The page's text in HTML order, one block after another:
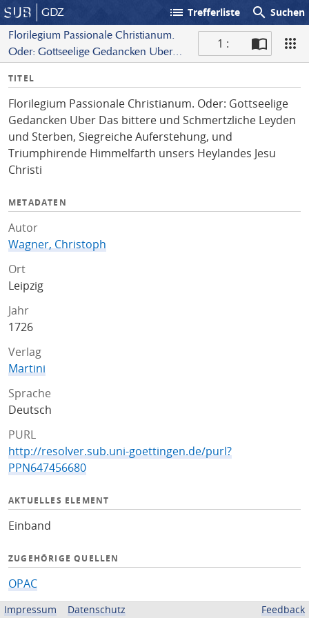
GDZ list Trefferliste search Suchen
Florilegium Passionale Christianum.
Oder: Gottseelige Gedancken Uber
und Sterben, Siegreiche Auferstehung,
und Triumphirende Himmelfarth
unsers Heylandes Jesu Christi
1 :
I
f
o
TITEL
Florilegium Passionale Christianum. Oder: Gottseelige
Gedancken Uber Das bittere und Schmertzliche Leyden
und Sterben, Siegreiche Auferstehung, und
Triumphirende Himmelfarth unsers Heylandes Jesu
Christi
METADATEN
Autor
Wagner, Christoph
Ort
Leipzig
Jahr
1726
Verlag
Martini
Sprache
Deutsch
PURL
http://resolver.sub.uni-goettingen.de/purl?
PPN647456680
AKTUELLES ELEMENT
Einband
ZUGEHÖRIGE QUELLEN
OPAC
Impressum Datenschutz Feedback